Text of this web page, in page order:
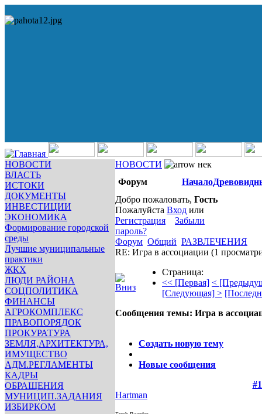
НОВОСТИ
ВЛАСТЬ
ИСТОКИ
ДОКУМЕНТЫ
ИНВЕСТИЦИИ
ЭКОНОМИКА
Формирование городской
среды
Лучшие муниципальные
практики
ЖКХ
ЛЮДИ РАЙОНА
СОЦПОЛИТИКА
ФИНАНСЫ
АГРОКОМПЛЕКС
ПРАВОПОРЯДОК
ПРОКУРАТУРА
ЗЕМЛЯ,АРХИТЕКТУРА,
ИМУЩЕСТВО
АДМ.РЕГЛАМЕНТЫ
КАДРЫ
ОБРАЩЕНИЯ
МУНИЦИП.ЗАДАНИЯ
ИЗБИРКОМ
НОВОСТИ
нек
Форум
Начало
Добро пожаловать, Гость
Пожалуйста Вход или
Регистрация
Забыли
пароль?
Форум Общий РАЗВЛЕЧЕНИЯ
RE: Игра в ассоциации (1
Страница:
<< [Первая] <
[Следующая] >
Сообщения темы: Игра в
Создать новую тему
Новые сообщения
Hartman